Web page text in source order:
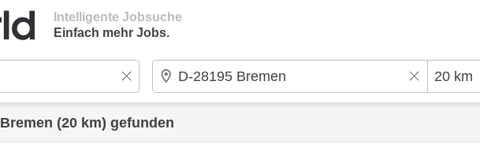
Intelligente Jobsuche
Einfach mehr Jobs.
Bremen (20 km) gefunden